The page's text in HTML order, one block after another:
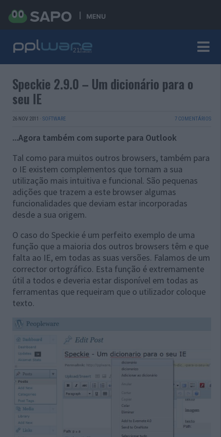
MENU
Speckie 2.9.0 – Um dicionário para o
seu IE
26 NOV 2011 · SOFTWARE 7 COMENTÁRIOS
...Agora também com suporte para Outlook
Tal como para muitos outros browsers, também para
o IE existem complementos que tornam a sua
utilização mais intuitiva e funcional. São pequenas
adições que trazem a este browser algumas
funcionalidades que deviam estar incorporadas
desde a sua origem.
O caso do Speckie é um perfeito exemplo de uma
função que a maioria dos outros browsers têm e que
falta ao IE, em todas as suas versões. Falamos de um
corrector ortográfico. Esta função é extremamente
útil a todos e deveria estar disponível em todas as
ferramentas que requeiram que o utilizador coloque
texto.